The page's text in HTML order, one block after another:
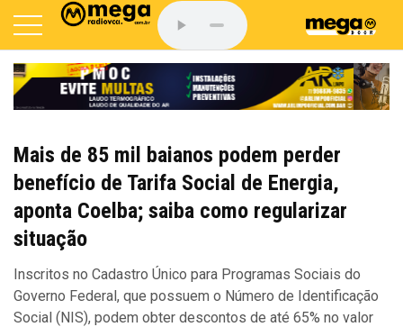
Mais de 85 mil baianos podem perder
benefício de Tarifa Social de Energia,
aponta Coelba; saiba como regularizar
situação
Inscritos no Cadastro Único para Programas Sociais do
Governo Federal, que possuem o Número de Identificação
Social (NIS), podem obter descontos de até 65% no valor